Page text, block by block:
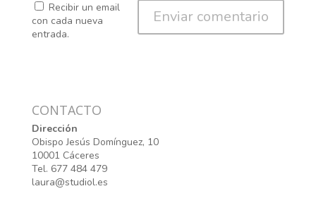
Recibir un email
con cada nueva
entrada.
CONTACTO
Dirección
Obispo Jesús Domínguez, 10
10001 Cáceres
Tel. 677 484 479
laura@studiol.es